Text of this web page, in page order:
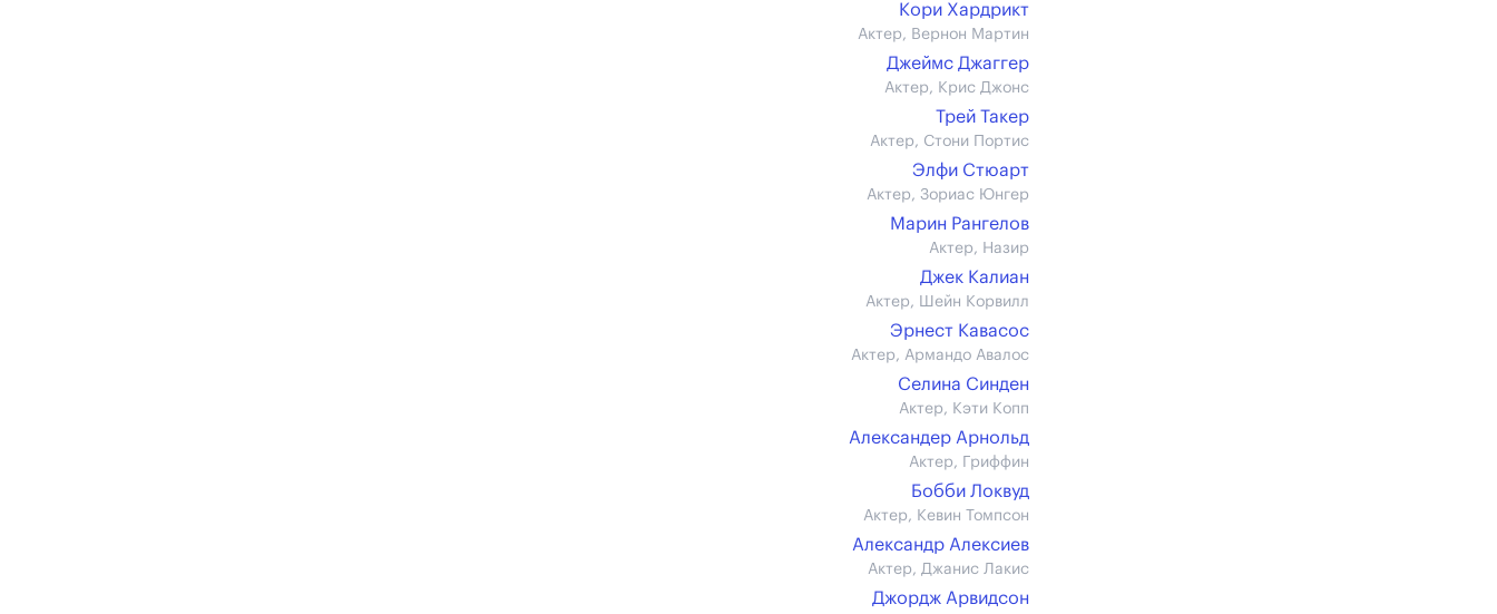
Кори Хардрикт
Актер, Вернон Мартин
Джеймс Джаггер
Актер, Крис Джонс
Трей Такер
Актер, Стони Портис
Элфи Стюарт
Актер, Зориас Юнгер
Марин Рангелов
Актер, Назир
Джек Калиан
Актер, Шейн Корвилл
Эрнест Кавасос
Актер, Армандо Авалос
Селина Синден
Актер, Кэти Копп
Александер Арнольд
Актер, Гриффин
Бобби Локвуд
Актер, Кевин Томпсон
Александр Алексиев
Актер, Джанис Лакис
Джордж Арвидсон